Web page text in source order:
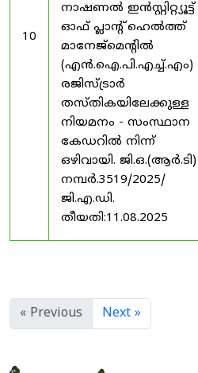
10
നാഷണൽ ഇൻസ്റ്റിറ്റ്യൂട്ട്
ഓഫ് പ്ലാന്റ് ഹെൽത്ത്
മാനേജ്‌മെന്റിൽ
(എൻ.ഐ.പി.എച്ച്.എം)
രജിസ്ട്രാർ
തസ്തികയിലേക്കുള്ള
നിയമനം - സംസ്ഥാന
കേഡറിൽ നിന്ന്
ഒഴിവായി. ജി.ഒ.(ആർ.ടി)
നമ്പർ.3519/2025/
ജി.എ.ഡി.
തീയതി:11.08.2025
« Previous Next »